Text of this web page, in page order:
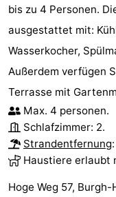
bis zu 4 Personen.
ausgestattet mit:
Wasserkocher,
Außerdem verfügen
Terrasse mit
Max. 4 personen.
Schlafzimmer: 2.
Strandentfernung
Haustiere erlaubt
Hoge Weg 57,